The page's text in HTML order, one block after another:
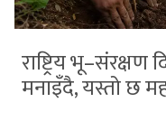
राष्ट्रिय
मनाइँदै, यस्तो छ